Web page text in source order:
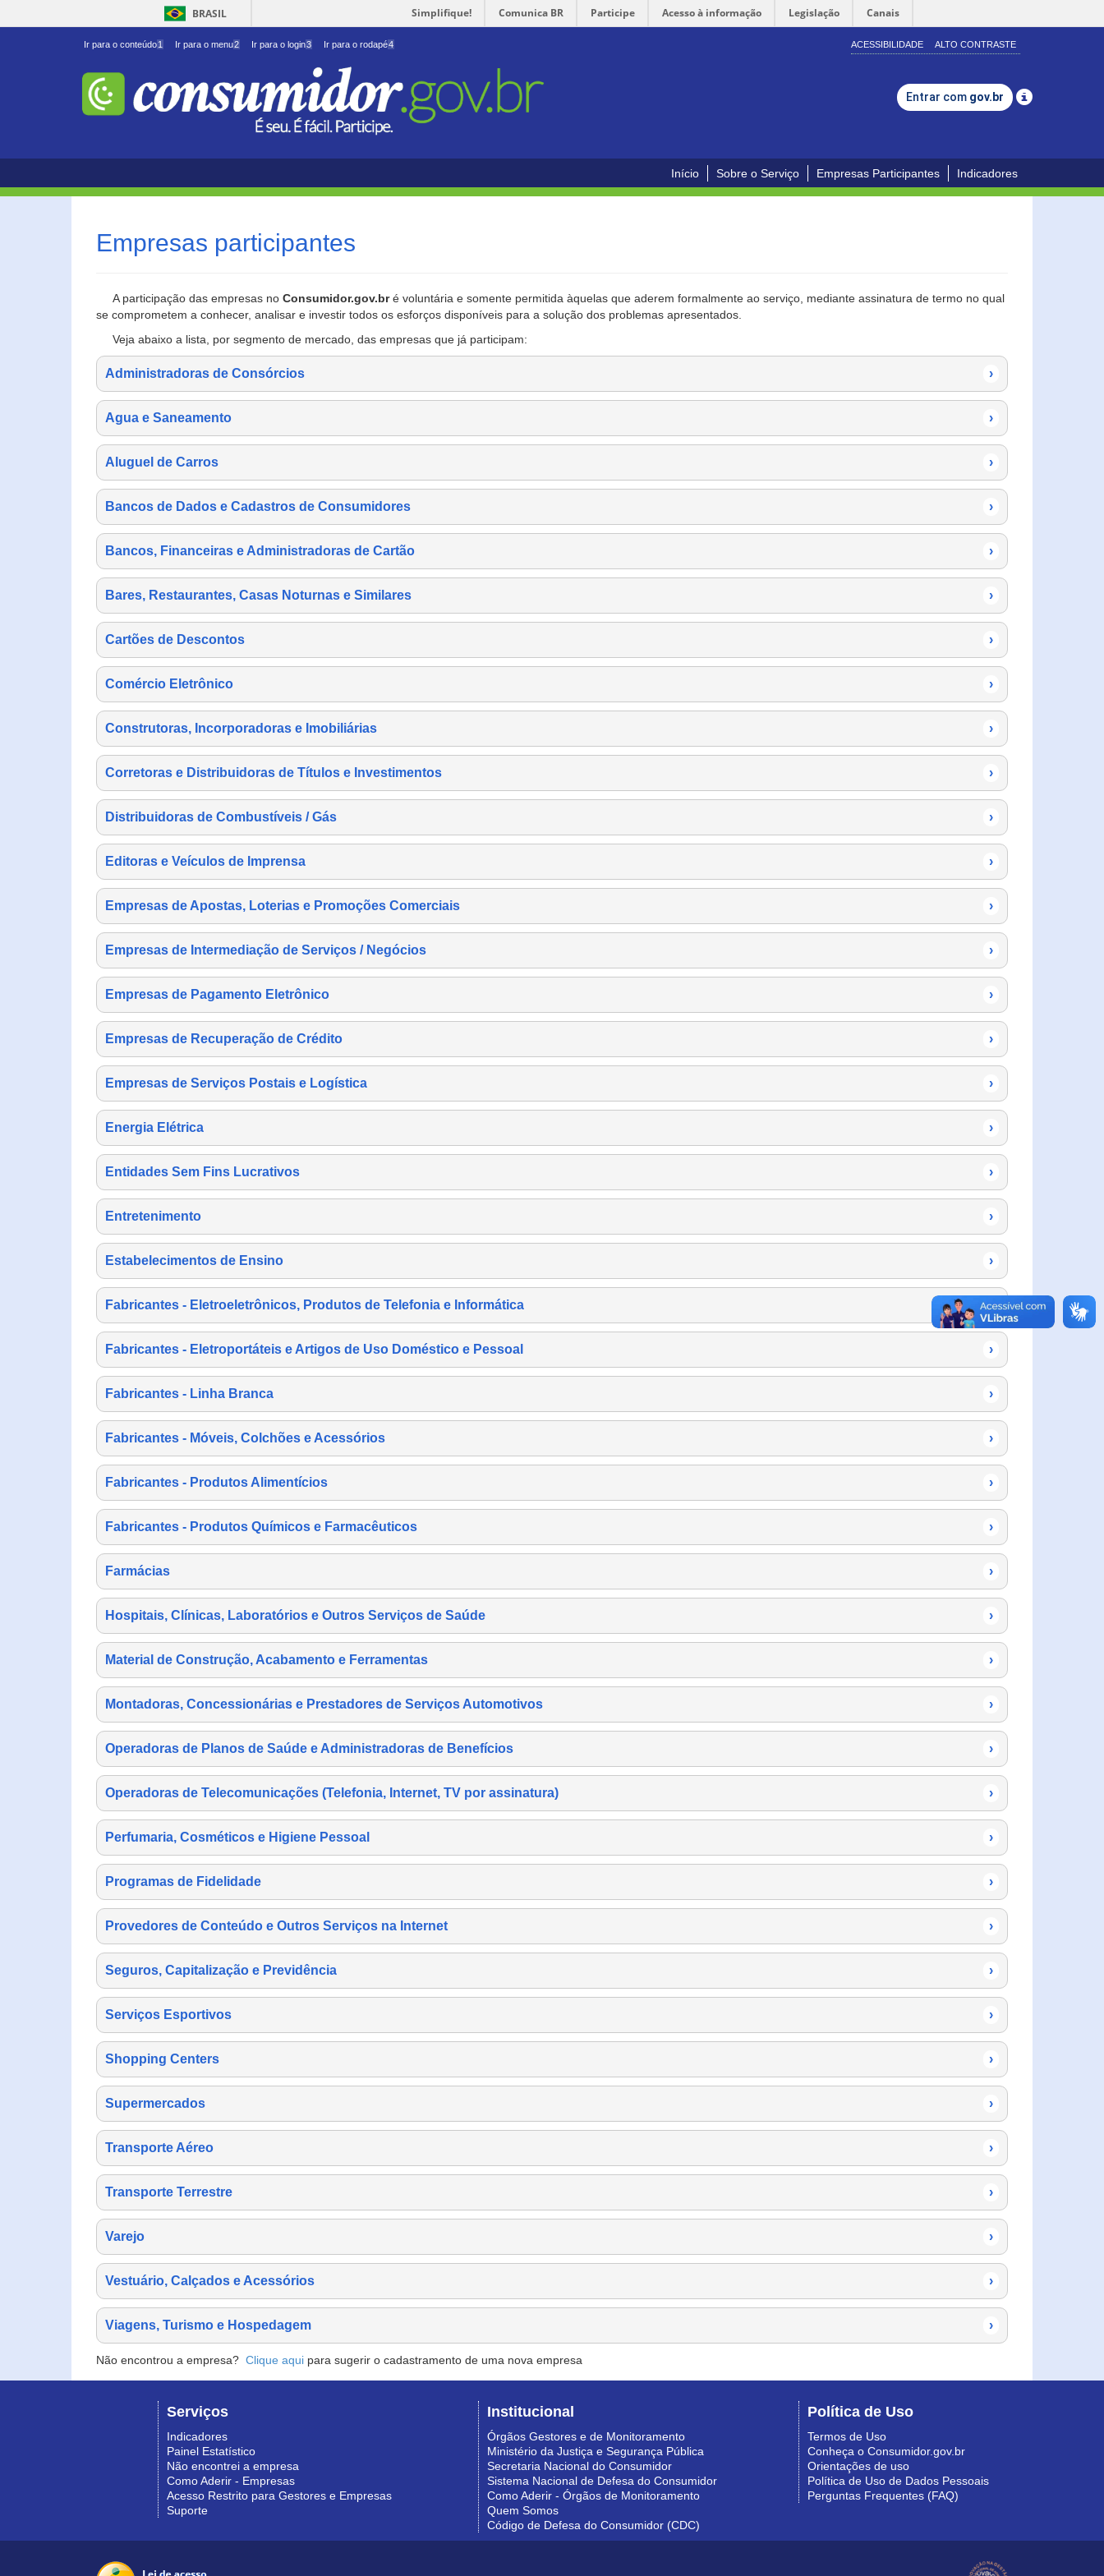
BRASIL Simplifique! Comunica BR Participe Acesso à informação Legislação Canais
Ir para o conteúdo1 Ir para o menu2 Ir para o login3 Ir para o rodapé4 ACESSIBILIDADE ALTO CONTRASTE
Entrar com gov.br
Início Sobre o Serviço Empresas Participantes Indicadores
Empresas participantes
A participação das empresas no Consumidor.gov.bré voluntária e somente permitida àquelas que aderem formalmente ao serviço, mediante assinatura de termo no qual
se comprometem a conhecer, analisar e investir todos os esforços disponíveis para a solução dos problemas apresentados.
Veja abaixo a lista, por segmento de mercado, das empresas que já participam:
Administradoras de Consórcios ›
Agua e Saneamento ›
Aluguel de Carros ›
Bancos de Dados e Cadastros de Consumidores ›
Bancos, Financeiras e Administradoras de Cartão ›
Bares, Restaurantes, Casas Noturnas e Similares ›
Cartões de Descontos ›
Comércio Eletrônico ›
Construtoras, Incorporadoras e Imobiliárias ›
Corretoras e Distribuidoras de Títulos e Investimentos ›
Distribuidoras de Combustíveis / Gás ›
Editoras e Veículos de Imprensa ›
Empresas de Apostas, Loterias e Promoções Comerciais ›
Empresas de Intermediação de Serviços / Negócios ›
Empresas de Pagamento Eletrônico ›
Empresas de Recuperação de Crédito ›
Empresas de Serviços Postais e Logística ›
Energia Elétrica ›
Entidades Sem Fins Lucrativos ›
Entretenimento ›
Estabelecimentos de Ensino ›
Fabricantes - Eletroeletrônicos, Produtos de Telefonia e Informática ›
Fabricantes - Eletroportáteis e Artigos de Uso Doméstico e Pessoal ›
Fabricantes - Linha Branca ›
Fabricantes - Móveis, Colchões e Acessórios ›
Fabricantes - Produtos Alimentícios ›
Fabricantes - Produtos Químicos e Farmacêuticos ›
Farmácias ›
Hospitais, Clínicas, Laboratórios e Outros Serviços de Saúde ›
Material de Construção, Acabamento e Ferramentas ›
Montadoras, Concessionárias e Prestadores de Serviços Automotivos ›
Operadoras de Planos de Saúde e Administradoras de Benefícios ›
Operadoras de Telecomunicações (Telefonia, Internet, TV por assinatura) ›
Perfumaria, Cosméticos e Higiene Pessoal ›
Programas de Fidelidade ›
Provedores de Conteúdo e Outros Serviços na Internet ›
Seguros, Capitalização e Previdência ›
Serviços Esportivos ›
Shopping Centers ›
Supermercados ›
Transporte Aéreo ›
Transporte Terrestre ›
Varejo ›
Vestuário, Calçados e Acessórios ›
Viagens, Turismo e Hospedagem ›
Não encontrou a empresa? Clique aqui para sugerir o cadastramento de uma nova empresa
Serviços
Indicadores
Painel Estatístico
Não encontrei a empresa
Como Aderir - Empresas
Acesso Restrito para Gestores e Empresas
Suporte
Institucional
Órgãos Gestores e de Monitoramento
Ministério da Justiça e Segurança Pública
Secretaria Nacional do Consumidor
Sistema Nacional de Defesa do Consumidor
Como Aderir - Órgãos de Monitoramento
Quem Somos
Código de Defesa do Consumidor (CDC)
Política de Uso
Termos de Uso
Conheça o Consumidor.gov.br
Orientações de uso
Política de Uso de Dados Pessoais
Perguntas Frequentes (FAQ)